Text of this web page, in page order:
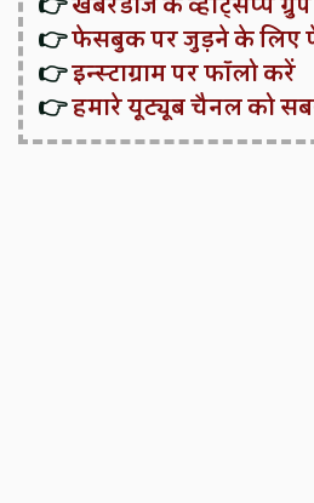
👉फेसबुक पर जुड़ने के लिए
👉इन्स्टाग्राम पर फॉलो करें
👉हमारे यूट्यूब चैनल को